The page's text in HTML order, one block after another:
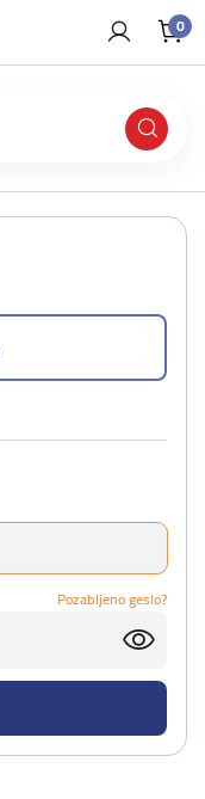
0
Pozabljeno geslo?